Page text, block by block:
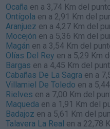
Ocaña en a 3,74 Km del
Ontígola en a 2,91 Km del
Aranjuez en a 4,27 Km del
Mocejón en a 5,36 Km del
Magán en a 3,54 Km del
Olías Del Rey en a 5,29 Km
Bargas en a 4,45 Km del
Cabañas De La Sagra en a
Villamiel De Toledo en a
Rielves en a 7,00 Km del
Maqueda en a 1,91 Km del
Badajoz en a 5,61 Km del
Talavera La Real en a 22,78